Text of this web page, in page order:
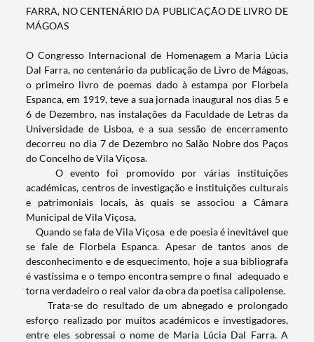
FARRA, NO CENTENÁRIO DA PUBLICAÇÃO DE LIVRO DE
MÁGOAS
O Congresso Internacional de Homenagem a Maria Lúcia
Dal Farra, no centenário da publicação de Livro de Mágoas,
o primeiro livro de poemas dado à estampa por Florbela
Espanca, em 1919, teve a sua jornada inaugural nos dias 5 e
6 de Dezembro, nas instalações da Faculdade de Letras da
Universidade de Lisboa, e a sua sessão de encerramento
decorreu no dia 7 de Dezembro no Salão Nobre dos Paços
do Concelho de Vila Viçosa.
O evento foi promovido por várias instituições
académicas, centros de investigação e instituições culturais
e patrimoniais locais, às quais se associou a Câmara
Municipal de Vila Viçosa,
Quando se fala de Vila Viçosa e de poesia é inevitável que
se fale de Florbela Espanca. Apesar de tantos anos de
desconhecimento e de esquecimento, hoje a sua bibliografa
é vastíssima e o tempo encontra sempre o final adequado e
torna verdadeiro o real valor da obra da poetisa calipolense.
Trata-se do resultado de um abnegado e prolongado
esforço realizado por muitos académicos e investigadores,
entre eles sobressai o nome de Maria Lúcia Dal Farra. A